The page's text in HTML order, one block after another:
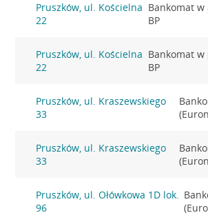
Pruszków, ul. Kościelna
22
Bankomat w
BP
Pruszków, ul. Kościelna
22
Bankomat w
BP
Pruszków, ul. Kraszewskiego
33
Pruszków, ul. Kraszewskiego
33
Pruszków, ul. Ołówkowa 1D lok.
96